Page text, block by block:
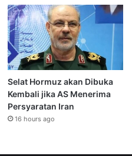
Selat Hormuz akan Dibuka
Kembali jika AS Menerima
Persyaratan Iran
16 hours ago